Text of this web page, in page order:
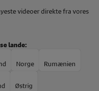
videoer direkte fra vores
lande:
Norge Rumænien
Østrig